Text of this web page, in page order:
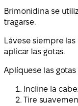
Brimonidina se
tragarse.
Lávese siempre
aplicar las gotas.
Aplíquese las
Incline la
Tire